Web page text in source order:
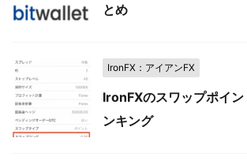
とめ
IronFX：アイアンFX
IronFXのスワップポイン
ンキング